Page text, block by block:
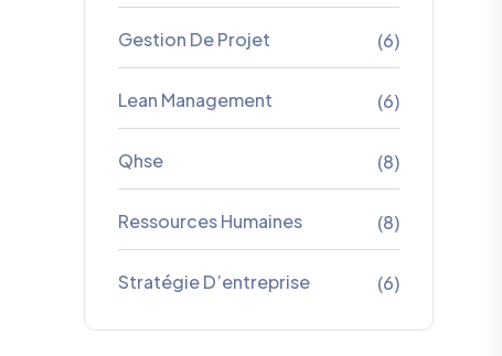
Gestion De Projet (6)
Lean Management (6)
Qhse (8)
Ressources Humaines (8)
Stratégie D’entreprise (6)